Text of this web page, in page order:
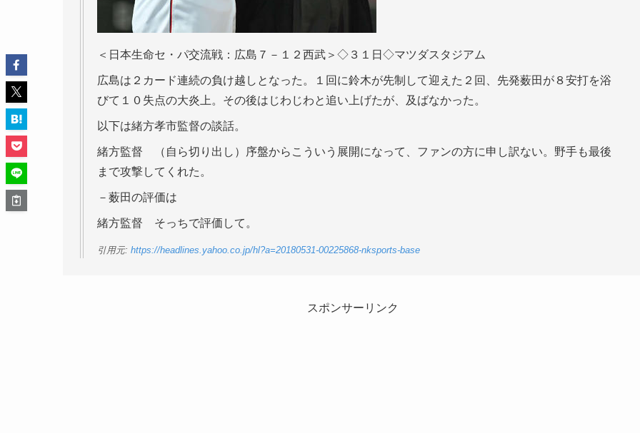
＜日本生命セ・パ交流戦：広島７－１２西武＞◇３１日◇マツダスタジアム
広島は２カード連続の負け越しとなった。１回に鈴木が先制して迎えた２回、先発薮田が８安打を浴
びて１０失点の大炎上。その後はじわじわと追い上げたが、及ばなかった。
以下は緒方孝市監督の談話。
緒方監督 （自ら切り出し）序盤からこういう展開になって、ファンの方に申し訳ない。野手も最後
まで攻撃してくれた。
－薮田の評価は
緒方監督 そっちで評価して。
引用元: https://headlines.yahoo.co.jp/hl?a=20180531-00225868-nksports-base
スポンサーリンク